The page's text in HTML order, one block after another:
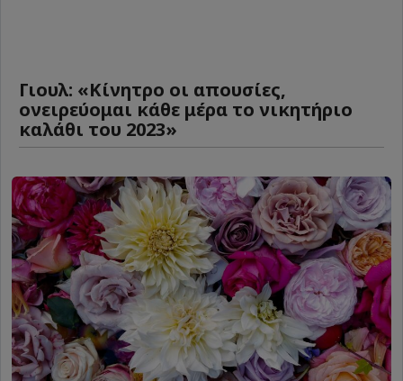
Γιουλ: «Κίνητρο οι απουσίες,
ονειρεύομαι κάθε μέρα το νικητήριο
καλάθι του 2023»